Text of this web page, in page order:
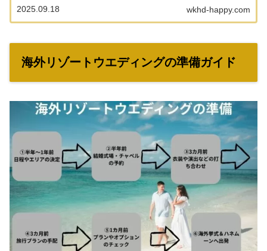
エディングがおすすめです。写真撮影で記念の思い
出をアッ...
wkhd-happy.com
2025.09.18
海外リゾートウエディングの準備ガイド